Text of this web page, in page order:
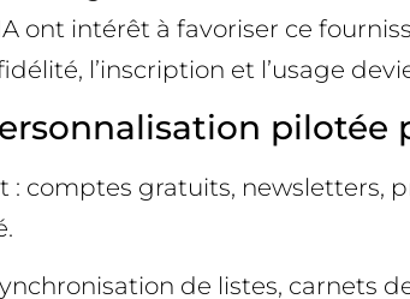
ont intérêt à favoriser ce
l’inscription et l’usage
pilotée
comptes gratuits, newsletters,
de listes, carnets